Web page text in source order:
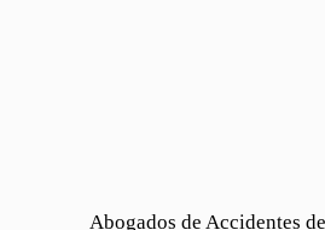
Abogados de Accidentes